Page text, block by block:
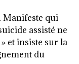
Manifeste qui
assisté ne
et insiste sur la
du